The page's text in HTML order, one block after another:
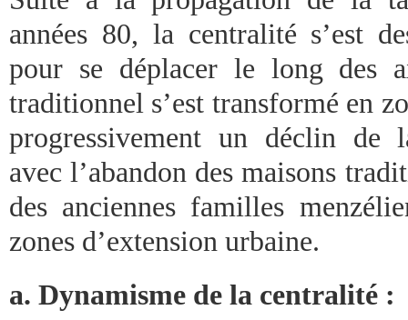
années 80, la centralité s’est
pour se déplacer le long des
traditionnel s’est transformé en
progressivement un déclin de
avec l’abandon des maisons
des anciennes familles
zones d’extension urbaine.
a. Dynamisme de la centralité :